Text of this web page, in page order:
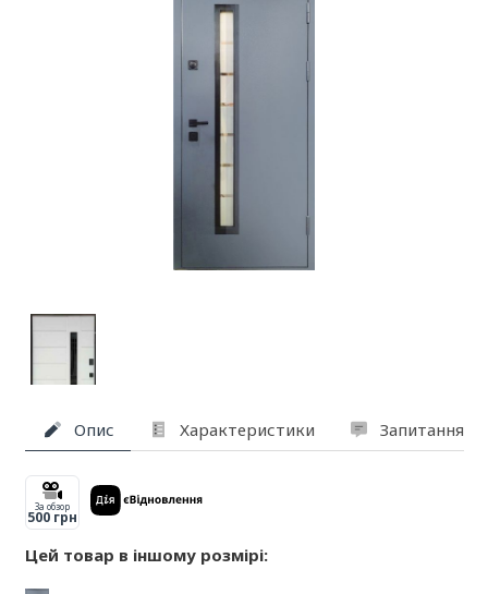
Опис Характеристики Запитання
За обзор
500 грн
Цей товар в іншому розмірі: